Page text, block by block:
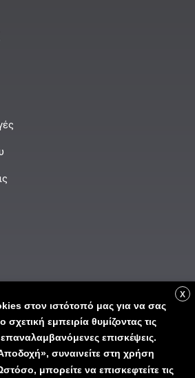
X
στον ιστότοπό μας για να σας
εμπειρία θυμίζοντας τις
επισκέψεις.
συναινείτε στη χρήση
μπορείτε να επισκεφτείτε τις